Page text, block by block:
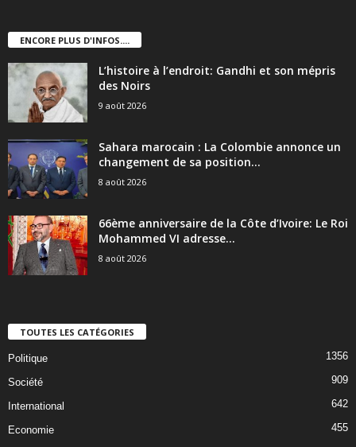
ENCORE PLUS D'INFOS....
L’histoire à l’endroit: Gandhi et son mépris
des Noirs
9 août 2026
Sahara marocain : La Colombie annonce un
changement de sa position...
8 août 2026
66ème anniversaire de la Côte d’Ivoire: Le Roi
Mohammed VI adresse...
8 août 2026
TOUTES LES CATÉGORIES
Politique 1356
Société 909
International 642
Economie
455